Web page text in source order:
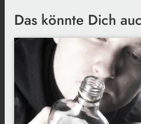
Das könnte Dich